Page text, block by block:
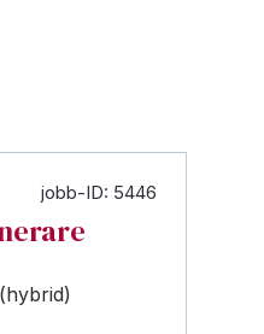
jobb-ID: 5446